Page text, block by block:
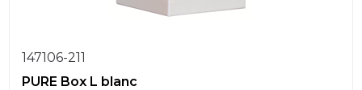
147106-211
PURE Box L blanc